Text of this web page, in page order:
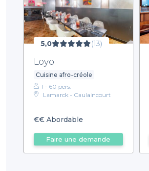
5,0 (13)
Loyo
Cuisine afro-créole
1 - 60 pers.
Lamarck - Caulaincourt
€€ Abordable
Faire une demande